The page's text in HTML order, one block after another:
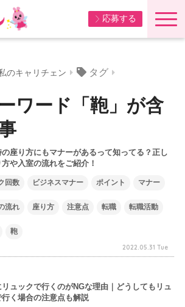
応募する
のキャリチェン タグ
ワード「鞄」が含
座り方にもマナーがあるって知ってる？正し
や入室の流れをご紹介！
回数 ビジネスマナー ポイント マナー
流れ 座り方 注意点 転職 転職活動
鞄
2022.05.31 Tue
ュックで行くのがNGな理由｜どうしてもリュ
行く場合の注意点も解説